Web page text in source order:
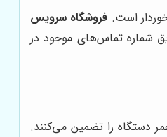
است. فروشگاه سرویس
شماره تماس‌های موجود در
دستگاه را تضمین می‌کنند.